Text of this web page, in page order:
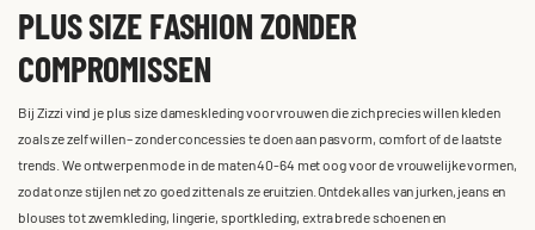
PLUS SIZE FASHION ZONDER
COMPROMISSEN
Bij Zizzi vind je plus size dameskleding voor vrouwen die zich precies willen kleden
zoals ze zelf willen – zonder concessies te doen aan pasvorm, comfort of de laatste
trends. We ontwerpen mode in de maten 40-64 met oog voor de vrouwelijke vormen,
zodat onze stijlen net zo goed zitten als ze eruitzien. Ontdek alles van jurken, jeans en
blouses tot zwemkleding, lingerie, sportkleding, extra brede schoenen en